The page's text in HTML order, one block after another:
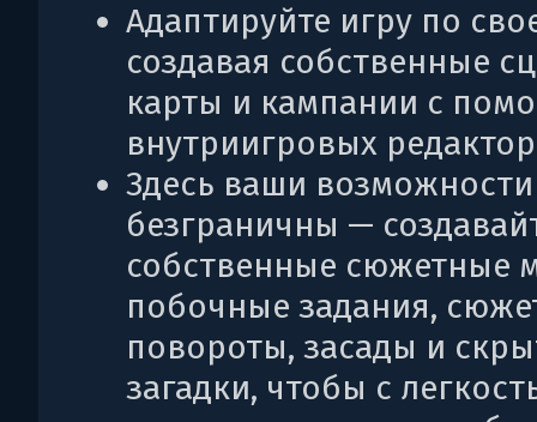
Адаптируйте игру по
создавая собственные
карты и кампании с
внутриигровых
Здесь ваши возможности
безграничны —
собственные сюжетные
побочные задания,
повороты, засады и
загадки, чтобы с